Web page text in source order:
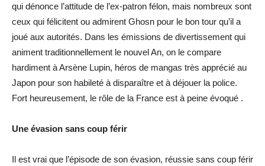
qui dénonce l’attitude de l’ex-patron félon, mais nombreux sont
ceux qui félicitent ou admirent Ghosn pour le bon tour qu’il a
joué aux autorités. Dans les émissions de divertissement qui
animent traditionnellement le nouvel An, on le compare
hardiment à Arsène Lupin, héros de mangas très apprécié au
Japon pour son habileté à disparaître et à déjouer la police.
Fort heureusement, le rôle de la France est à peine évoqué .
Une évasion sans coup férir
Il est vrai que l’épisode de son évasion, réussie sans coup férir